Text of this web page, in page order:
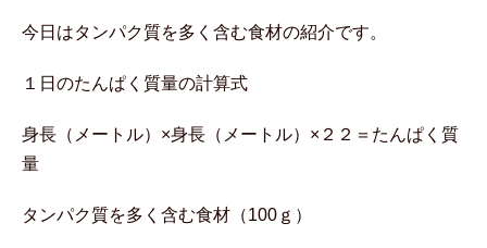
今日はタンパク質を多く含む食材の紹介です。
１日のたんぱく質量の計算式
身長（メートル）×身長（メートル）×２２＝たんぱく質
量
タンパク質を多く含む食材（100ｇ）